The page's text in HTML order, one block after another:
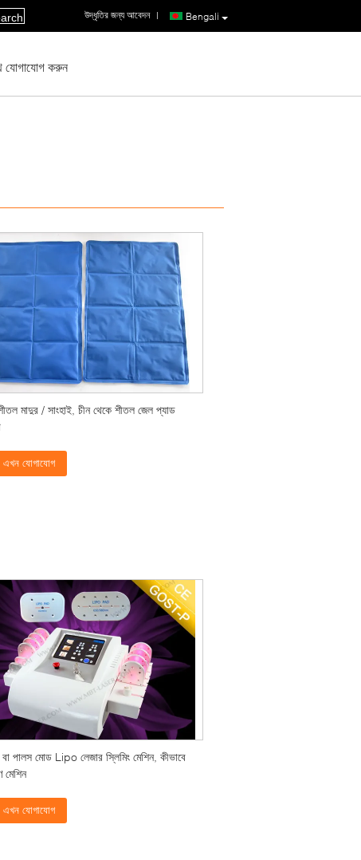
Bengali
উদ্ধৃতির জন্য আবেদন |
যোগাযোগ করুন
মাদুর / সাংহাই, চীন থেকে শীতল জেল প্যাড
এখন যোগাযোগ
বা পালস মোড Lipo লেজার স্লিমিং মেশিন, কীভাবে
মেশিন
এখন যোগাযোগ